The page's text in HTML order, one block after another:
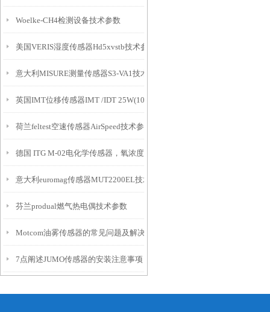
Woelke-CH4检测设备技术参数
美国VERIS湿度传感器Hd5xvstb技术参数
意大利MISURE测量传感器S3-VA1技术参数
英国IMT位移传感器IMT /IDT 25W(10m)产品介绍
荷兰feltest空速传感器AirSpeed技术参数
德国 ITG M-02电化学传感器，氧浓度传感器，医用氧气传感器，呼吸机用
意大利euromag传感器MUT2200EL技术参数
芬兰produal燃气热电偶技术参数
Motcom油雾传感器的常见问题及解决方法
7点阐述JUMO传感器的安装注意事项